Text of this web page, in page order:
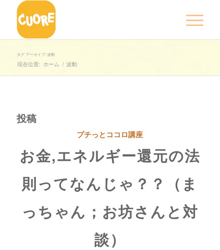
タグ アーカイブ: 波動
現在位置: ホーム / 波動
投稿
プチっとココロ講座
お金,エネルギー還元の法
則ってなんじゃ？？（ま
っちゃん；お坊さんと対
談）